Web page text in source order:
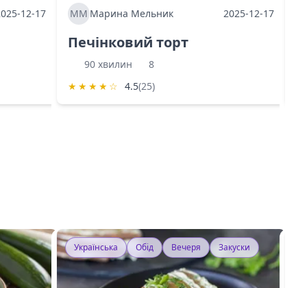
12-17 МММарина Мельник 2025-12-17
Печінковий торт
90 хвилин
8
★ ★ ★ ★ ☆ 4.5(25)
Українська Обід Вечеря Закуски